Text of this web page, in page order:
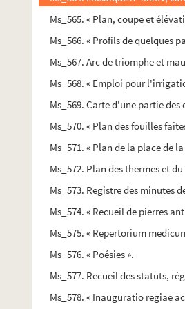
Ms_565. « Plan, coupe et
Ms_566. « Profils de quelques
Ms_567. Arc de triomphe et
Ms_568. « Emploi pour
Ms_569. Carte d'une partie
Ms_570. « Plan des fouilles
Ms_571. « Plan de la place de
Ms_572. Plan des thermes et
Ms_573. Registre des minutes
Ms_574. « Recueil de pierres
Ms_575. « Repertorium
Ms_576. « Poésies ».
Ms_577. Recueil des statuts,
Ms_578. « Inauguratio regiae